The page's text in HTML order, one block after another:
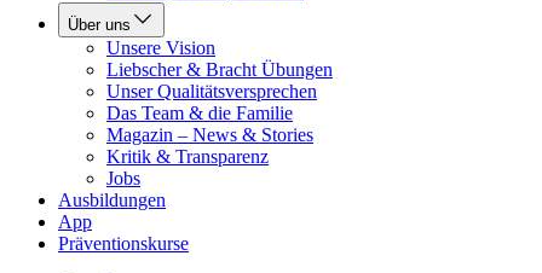
Über uns
Unsere Vision
Liebscher & Bracht Übungen
Unser Qualitätsversprechen
Das Team & die Familie
Magazin – News & Stories
Kritik & Transparenz
Jobs
Ausbildungen
App
Präventionskurse